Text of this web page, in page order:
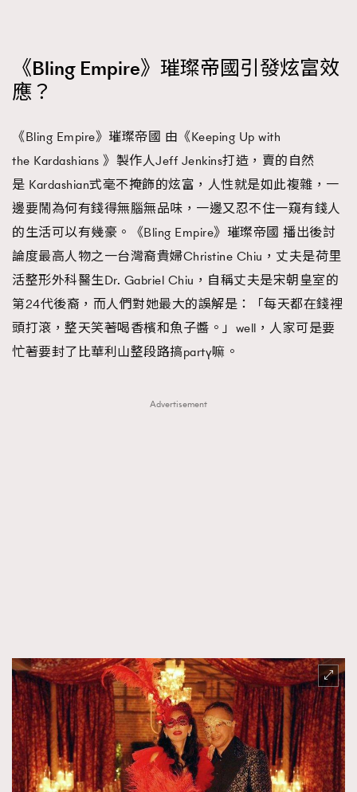
《Bling Empire》璀璨帝國引發炫富效
應？
《Bling Empire》璀璨帝國 由《Keeping Up with
the Kardashians 》製作人Jeff Jenkins打造，賣的自然
是 Kardashian式毫不掩飾的炫富，人性就是如此複雜，一
邊要鬧為何有錢得無腦無品味，一邊又忍不住一窺有錢人
的生活可以有幾豪。《Bling Empire》璀璨帝國 播出後討
論度最高人物之一台灣裔貴婦Christine Chiu，丈夫是荷里
活整形外科醫生Dr. Gabriel Chiu，自稱丈夫是宋朝皇室的
第24代後裔，而人們對她最大的誤解是：「每天都在錢裡
頭打滾，整天笑著喝香檳和魚子醬。」well，人家可是要
忙著要封了比華利山整段路搞party嘛。
Advertisement